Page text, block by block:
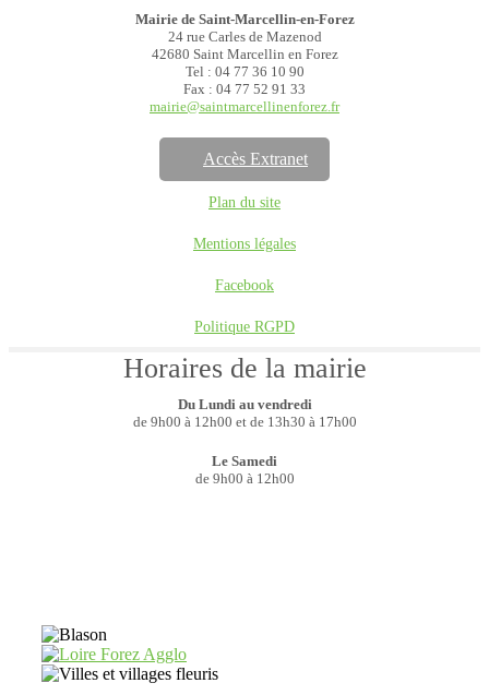
Mairie de Saint-Marcellin-en-Forez
24 rue Carles de Mazenod
42680 Saint Marcellin en Forez
Tel : 04 77 36 10 90
Fax : 04 77 52 91 33
mairie@saintmarcellinenforez.fr
Accès Extranet
Plan du site
Mentions légales
Facebook
Politique RGPD
Horaires de la mairie
Du Lundi au vendredi
de 9h00 à 12h00 et de 13h30 à 17h00
Le Samedi
de 9h00 à 12h00